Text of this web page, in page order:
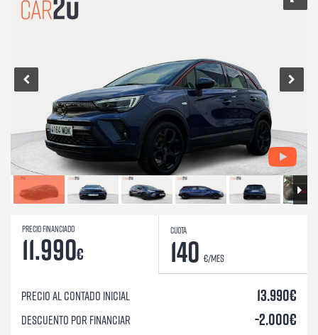
Precio financiado
11.990€
Cuota
140 €/mes
Precio al contado inicial 13.990€
Descuento por financiar -2.000€